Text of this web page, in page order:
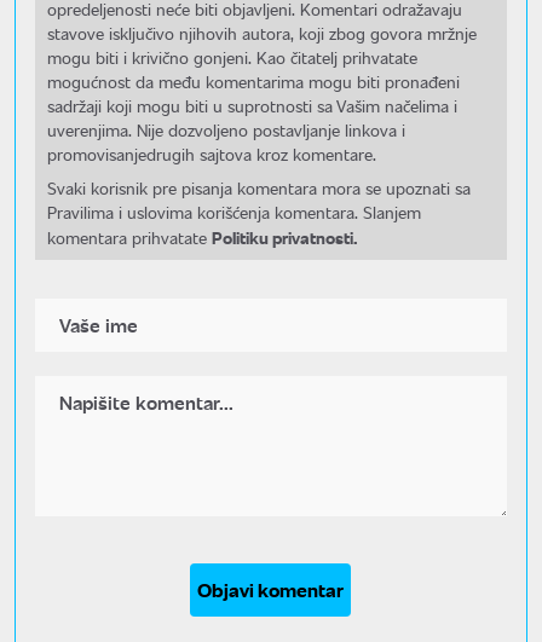
opredeljenosti neće biti objavljeni. Komentari odražavaju
stavove isključivo njihovih autora, koji zbog govora mržnje
mogu biti i krivično gonjeni. Kao čitatelj prihvatate
mogućnost da među komentarima mogu biti pronađeni
sadržaji koji mogu biti u suprotnosti sa Vašim načelima i
uverenjima. Nije dozvoljeno postavljanje linkova i
promovisanjedrugih sajtova kroz komentare.
Svaki korisnik pre pisanja komentara mora se upoznati sa
Pravilima i uslovima korišćenja komentara. Slanjem
komentara prihvatate Politiku privatnosti.
Objavi komentar